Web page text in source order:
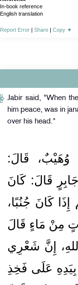
In-book reference
English translation
Report Error | Share | Copy ▼
Jabir said, "When
him peace, was in
over his head."
وُهَيْبٌ، قَالَ‏:‏
قَالَ‏:‏ كَانَ
كَانَ جُنُبًا،
مِنْ مَاءٍ قَالَ
إِنَّ شَعْرِي
عَلَى فَخِذِ